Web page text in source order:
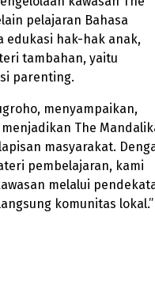
pelajaran Bahasa
edukasi hak-hak anak,
tambahan, yaitu
parenting.
menyampaikan,
The
masyarakat.
pembelajaran, kami
melalui
komunitas lokal.”